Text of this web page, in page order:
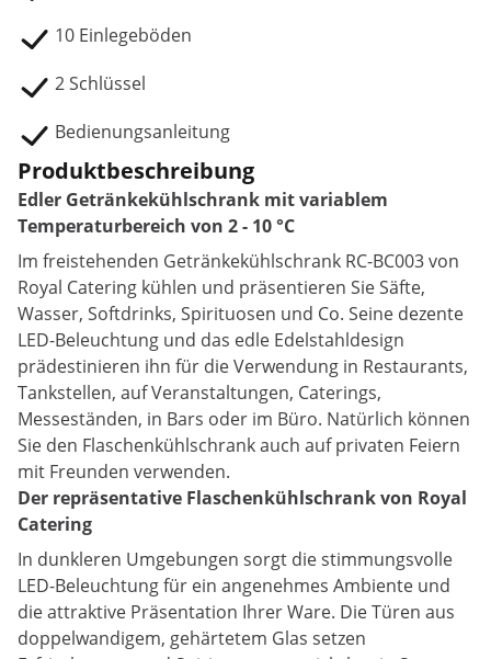
10 Einlegeböden
2 Schlüssel
Bedienungsanleitung
Produktbeschreibung
Edler Getränkekühlschrank mit variablem
Temperaturbereich von 2 - 10 °C
Im freistehenden Getränkekühlschrank RC-BC003 von
Royal Catering kühlen und präsentieren Sie Säfte,
Wasser, Softdrinks, Spirituosen und Co. Seine dezente
LED-Beleuchtung und das edle Edelstahldesign
prädestinieren ihn für die Verwendung in Restaurants,
Tankstellen, auf Veranstaltungen, Caterings,
Messeständen, in Bars oder im Büro. Natürlich können
Sie den Flaschenkühlschrank auch auf privaten Feiern
mit Freunden verwenden.
Der repräsentative Flaschenkühlschrank von Royal
Catering
In dunkleren Umgebungen sorgt die stimmungsvolle
LED-Beleuchtung für ein angenehmes Ambiente und
die attraktive Präsentation Ihrer Ware. Die Türen aus
doppelwandigem, gehärtetem Glas setzen